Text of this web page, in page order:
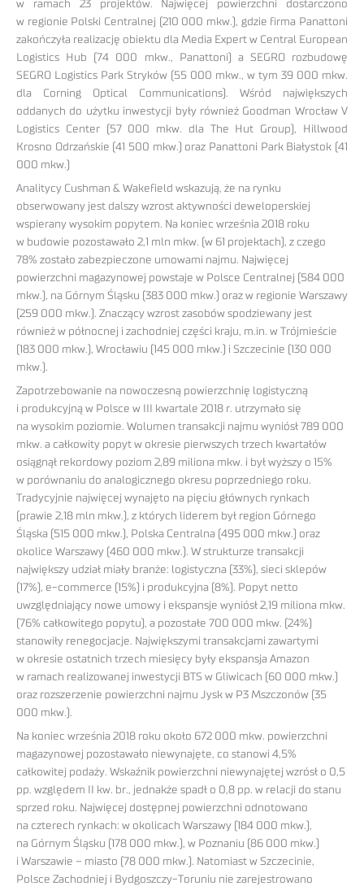
w ramach 23 projektów. Najwięcej powierzchni dostarczono
w regionie Polski Centralnej (210 000 mkw.), gdzie firma Panattoni
zakończyła realizację obiektu dla Media Expert w Central European
Logistics Hub (74 000 mkw., Panattoni) a SEGRO rozbudowę
SEGRO Logistics Park Stryków (55 000 mkw., w tym 39 000 mkw.
dla Corning Optical Communications). Wśród największych
oddanych do użytku inwestycji były również Goodman Wrocław V
Logistics Center (57 000 mkw. dla The Hut Group), Hillwood
Krosno Odrzańskie (41 500 mkw.) oraz Panattoni Park Białystok (41
000 mkw.)
Analitycy Cushman & Wakefield wskazują, że na rynku
obserwowany jest dalszy wzrost aktywności deweloperskiej
wspierany wysokim popytem. Na koniec września 2018 roku
w budowie pozostawało 2,1 mln mkw. (w 61 projektach), z czego
78% zostało zabezpieczone umowami najmu. Najwięcej
powierzchni magazynowej powstaje w Polsce Centralnej (584 000
mkw.), na Górnym Śląsku (383 000 mkw.) oraz w regionie Warszawy
(259 000 mkw.). Znaczący wzrost zasobów spodziewany jest
również w północnej i zachodniej części kraju, m.in. w Trójmieście
(183 000 mkw.), Wrocławiu (145 000 mkw.) i Szczecinie (130 000
mkw.).
Zapotrzebowanie na nowoczesną powierzchnię logistyczną
i produkcyjną w Polsce w III kwartale 2018 r. utrzymało się
na wysokim poziomie. Wolumen transakcji najmu wyniósł 789 000
mkw. a całkowity popyt w okresie pierwszych trzech kwartałów
osiągnął rekordowy poziom 2,89 miliona mkw. i był wyższy o 15%
w porównaniu do analogicznego okresu poprzedniego roku.
Tradycyjnie najwięcej wynajęto na pięciu głównych rynkach
(prawie 2,18 mln mkw.), z których liderem był region Górnego
Śląska (515 000 mkw.), Polska Centralna (495 000 mkw.) oraz
okolice Warszawy (460 000 mkw.). W strukturze transakcji
największy udział miały branże: logistyczna (33%), sieci sklepów
(17%), e-commerce (15%) i produkcyjna (8%). Popyt netto
uwzględniający nowe umowy i ekspansje wyniósł 2,19 miliona mkw.
(76% całkowitego popytu), a pozostałe 700 000 mkw. (24%)
stanowiły renegocjacje. Największymi transakcjami zawartymi
w okresie ostatnich trzech miesięcy były ekspansja Amazon
w ramach realizowanej inwestycji BTS w Gliwicach (60 000 mkw.)
oraz rozszerzenie powierzchni najmu Jysk w P3 Mszczonów (35
000 mkw.).
Na koniec września 2018 roku około 672 000 mkw. powierzchni
magazynowej pozostawało niewynajęte, co stanowi 4,5%
całkowitej podaży. Wskaźnik powierzchni niewynajętej wzrósł o 0,5
pp. względem II kw. br., jednakże spadł o 0,8 pp. w relacji do stanu
sprzed roku. Najwięcej dostępnej powierzchni odnotowano
na czterech rynkach: w okolicach Warszawy (184 000 mkw.),
na Górnym Śląsku (178 000 mkw.), w Poznaniu (86 000 mkw.)
i Warszawie – miasto (78 000 mkw.). Natomiast w Szczecinie,
Polsce Zachodniej i Bydgoszczy-Toruniu nie zarejestrowano